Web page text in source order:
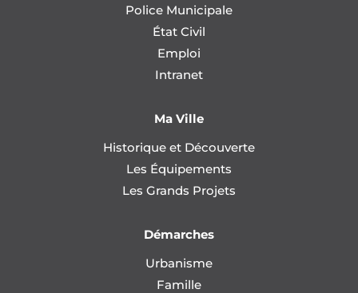
Police Municipale
État Civil
Emploi
Intranet
Ma Ville
Historique et Découverte
Les Équipements
Les Grands Projets
Démarches
Urbanisme
Famille